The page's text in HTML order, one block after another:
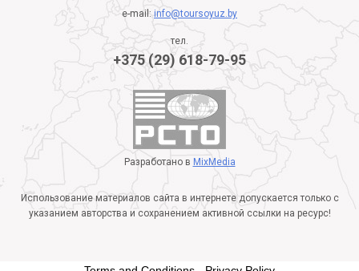
e-mail:info@toursoyuz.by
тел.
+375 (29) 618-79-95
Разработано в MixMedia
Использование материалов сайта в интернете допускается только с
указанием авторства и сохранением активной ссылки на ресурс!